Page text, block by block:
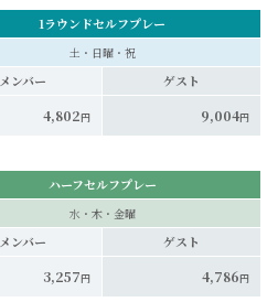
1ラウンドセルフプレー
土・日曜・祝
メンバー
ゲスト
4,802円 9,004円
ハーフセルフプレー
水・木・金曜
メンバー
ゲスト
3,257円 4,786円